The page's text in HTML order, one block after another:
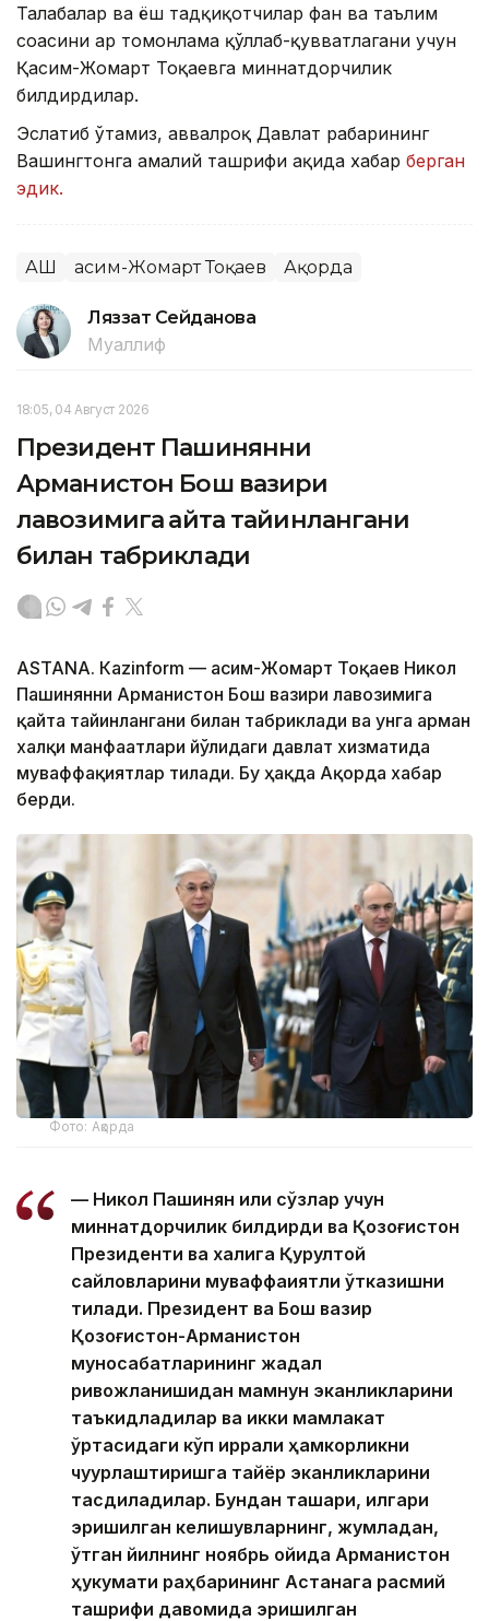
Талабалар ва ёш тадқиқотчилар фан ва таълим
соҳасини ҳар томонлама қўллаб-қувватлагани учун
Қасим-Жомарт Тоқаевга миннатдорчилик
билдирдилар.
Эслатиб ўтамиз, аввалроқ Давлат раҳбарининг
Вашингтонга амалий ташрифи ҳақида хабар берган
эдик.
АҚШ Қасим-Жомарт Тоқаев Ақорда
Ляззат Сейданова
Муаллиф
18:05, 04 Август 2026
Президент Пашинянни
Арманистон Бош вазири
лавозимига қайта тайинлангани
билан табриклади
ASTANА. Кazinform — Қасим-Жомарт Тоқаев Никол
Пашинянни Арманистон Бош вазири лавозимига
қайта тайинлангани билан табриклади ва унга арман
халқи манфаатлари йўлидаги давлат хизматида
муваффақиятлар тилади. Бу ҳақда Ақорда хабар
берди.
Фото: Ақорда
— Никол Пашинян илиқ сўзлар учун
миннатдорчилик билдирди ва Қозоғистон
Президенти ва халқига Қурултой
сайловларини муваффақиятли ўтказишни
тилади. Президент ва Бош вазир
Қозоғистон-Арманистон
муносабатларининг жадал
ривожланишидан мамнун эканликларини
таъкидладилар ва икки мамлакат
ўртасидаги кўп қиррали ҳамкорликни
чуқурлаштиришга тайёр эканликларини
тасдиқладилар. Бундан ташқари, илгари
эришилган келишувларнинг, жумладан,
ўтган йилнинг ноябрь ойида Арманистон
ҳукумати раҳбарининг Астанага расмий
ташрифи давомида эришилган